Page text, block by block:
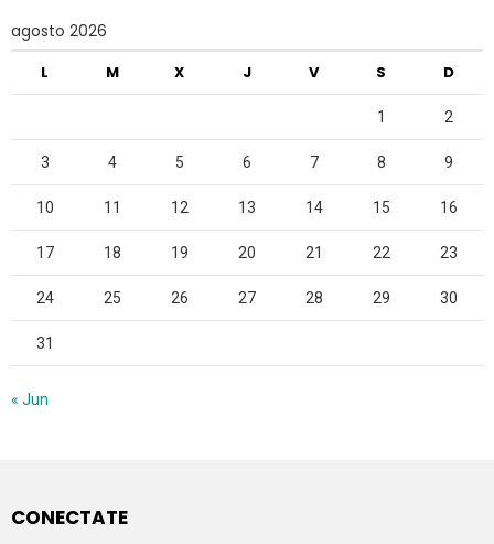
agosto 2026
L M X J V S D
1 2
3 4 5 6 7 8 9
10 11 12 13 14 15 16
17 18 19 20 21 22 23
24 25 26 27 28 29 30
31
« Jun
CONECTATE